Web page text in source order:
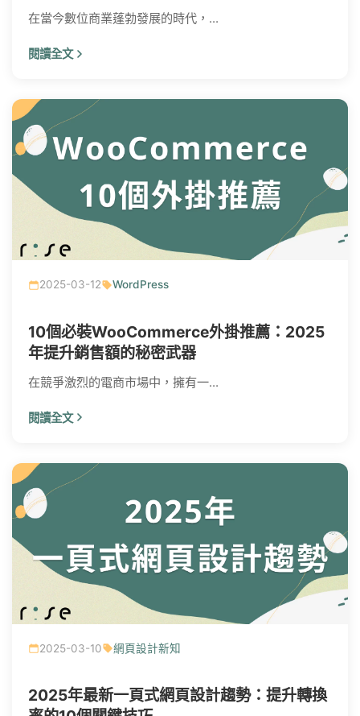
在當今數位商業蓬勃發展的時代，...
閱讀全文
2025-03-12 WordPress
10個必裝WooCommerce外掛推薦：2025
年提升銷售額的秘密武器
在競爭激烈的電商市場中，擁有一...
閱讀全文
2025-03-10 網頁設計新知
2025年最新一頁式網頁設計趨勢：提升轉換